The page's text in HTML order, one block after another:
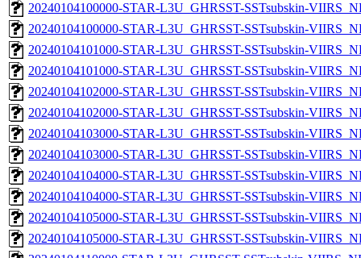
20240104100000-STAR-L3U_GHRSST-SSTsubskin-
20240104100000-STAR-L3U_GHRSST-SSTsubskin-
20240104101000-STAR-L3U_GHRSST-SSTsubskin-
20240104101000-STAR-L3U_GHRSST-SSTsubskin-
20240104102000-STAR-L3U_GHRSST-SSTsubskin-
20240104102000-STAR-L3U_GHRSST-SSTsubskin-
20240104103000-STAR-L3U_GHRSST-SSTsubskin-
20240104103000-STAR-L3U_GHRSST-SSTsubskin-
20240104104000-STAR-L3U_GHRSST-SSTsubskin-
20240104104000-STAR-L3U_GHRSST-SSTsubskin-
20240104105000-STAR-L3U_GHRSST-SSTsubskin-
20240104105000-STAR-L3U_GHRSST-SSTsubskin-